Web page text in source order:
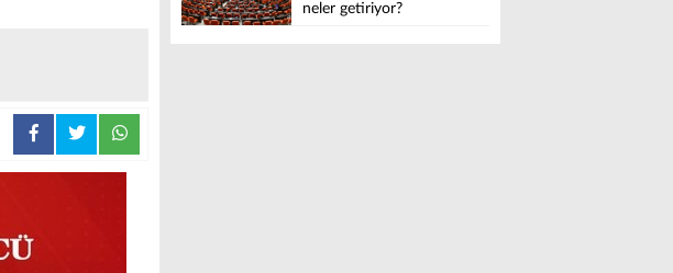
neler getiriyor?